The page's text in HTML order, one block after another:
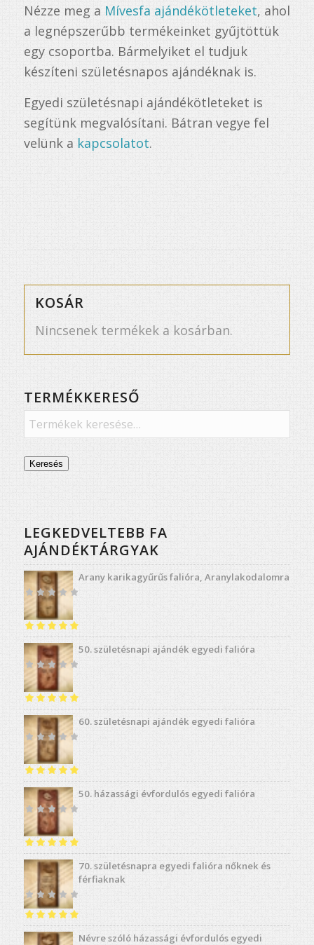
Nézze meg a Mívesfa ajándékötleteket, ahol
a legnépszerűbb termékeinket gyűjtöttük
egy csoportba. Bármelyiket el tudjuk
készíteni születésnapos ajándéknak is.
Egyedi születésnapi ajándékötleteket is
segítünk megvalósítani. Bátran vegye fel
velünk a kapcsolatot.
KOSÁR
Nincsenek termékek a kosárban.
TERMÉKKERESŐ
Keresés
LEGKEDVELTEBB FA
AJÁNDÉKTÁRGYAK
Arany karikagyűrűs falióra, Aranylakodalomra
Értékelés:4.98
/ 5
50. születésnapi ajándék egyedi falióra
Értékelés:5.00
/ 5
60. születésnapi ajándék egyedi falióra
Értékelés:5.00
/ 5
50. házassági évfordulós egyedi falióra
Értékelés:5.00
/ 5
70. születésnapra egyedi falióra nőknek és
férfiaknak
Értékelés:5.00
/ 5
Névre szóló házassági évfordulós egyedi